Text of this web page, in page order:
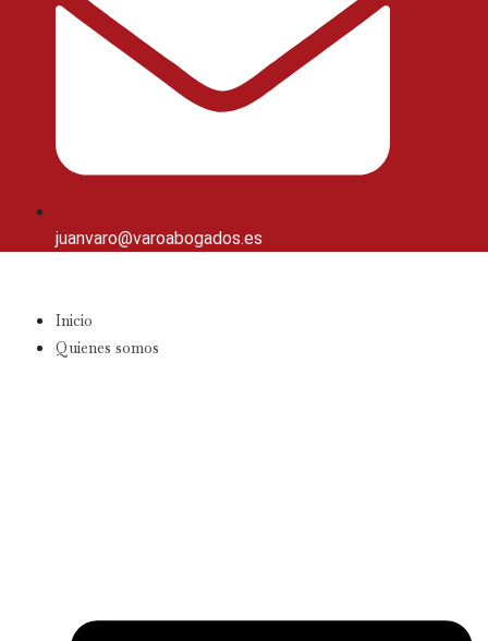
juanvaro@varoabogados.es
Inicio
Quienes somos